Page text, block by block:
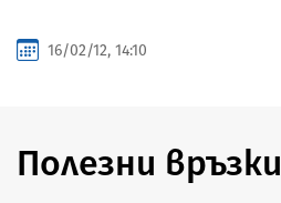
16/02/12, 14:10
Полезни връзки